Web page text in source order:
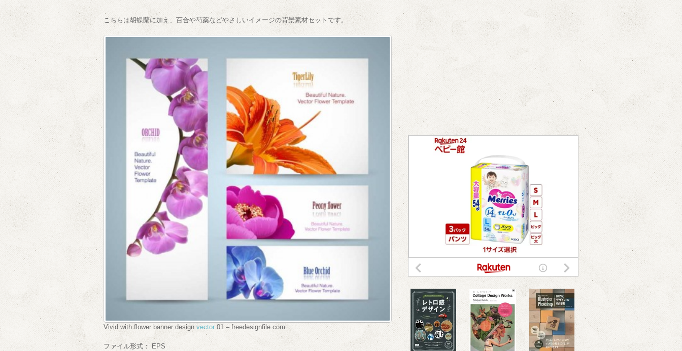
こちらは胡蝶蘭に加え、百合や芍薬などやさしいイメージの背景素材セットです。
Vivid with flower banner design vector01 – freedesignfile.com
ファイル形式： EPS